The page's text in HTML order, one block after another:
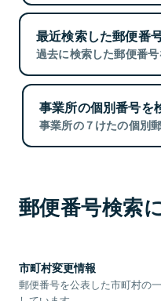
最近検索した郵便番
過去に検索した郵便番号
事業所の個別番号を
事業所の７けたの個別
郵便番号検索
市町村変更情報
郵便番号を公表した市町村の